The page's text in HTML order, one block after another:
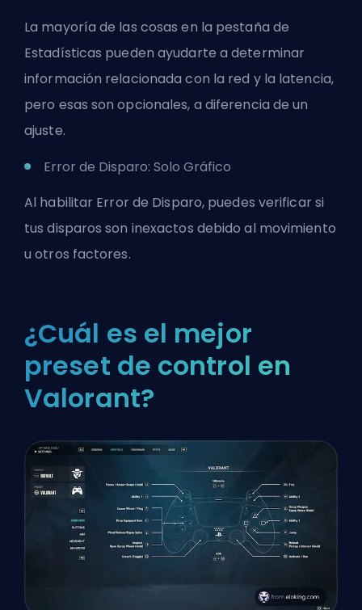
La mayoría de las cosas en la pestaña de
Estadísticas pueden ayudarte a determinar
información relacionada con la red y la latencia,
pero esas son opcionales, a diferencia de un
ajuste.
Error de Disparo: Solo Gráfico
Al habilitar Error de Disparo, puedes verificar si
tus disparos son inexactos debido al movimiento
u otros factores.
¿Cuál es el mejor
preset de control en
Valorant?